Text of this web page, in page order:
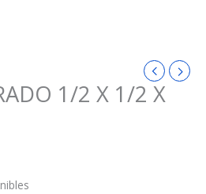
1/2 X 1/2 X